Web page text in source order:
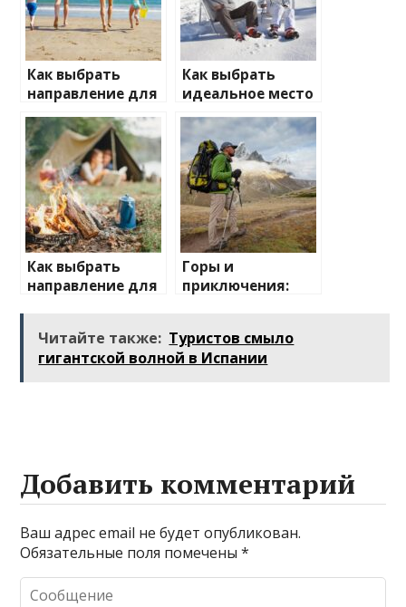
Как выбрать
направление для
отдыха с детьми
Как выбрать
идеальное место
для зимнего
отдыха
Как выбрать
направление для
Горы и
приключения:
активного
отдыха
Читайте также: Туристов смыло
гигантской волной в Испании
Добавить комментарий
Ваш адрес email не будет опубликован.
Обязательные поля помечены*